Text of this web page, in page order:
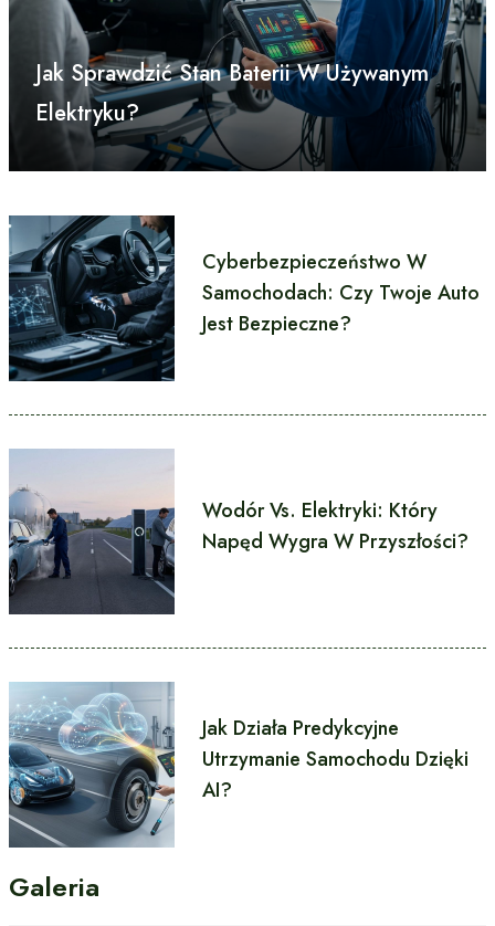
Jak Sprawdzić Stan Baterii W Używanym
Elektryku?
Cyberbezpieczeństwo W
Samochodach: Czy Twoje Auto
Jest Bezpieczne?
Wodór Vs. Elektryki: Który
Napęd Wygra W Przyszłości?
Jak Działa Predykcyjne
Utrzymanie Samochodu Dzięki
AI?
Galeria